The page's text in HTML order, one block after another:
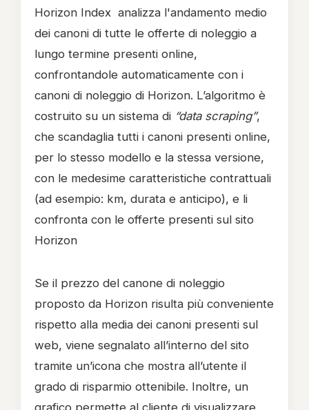
Horizon Index analizza l'andamento medio
dei canoni di tutte le offerte di noleggio a
lungo termine presenti online,
confrontandole automaticamente con i
canoni di noleggio di Horizon. L’algoritmo è
costruito su un sistema di “data scraping”,
che scandaglia tutti i canoni presenti online,
per lo stesso modello e la stessa versione,
con le medesime caratteristiche contrattuali
(ad esempio: km, durata e anticipo), e li
confronta con le offerte presenti sul sito
Horizon
Se il prezzo del canone di noleggio
proposto da Horizon risulta più conveniente
rispetto alla media dei canoni presenti sul
web, viene segnalato all’interno del sito
tramite un’icona che mostra all’utente il
grado di risparmio ottenibile. Inoltre, un
grafico permette al cliente di visualizzare